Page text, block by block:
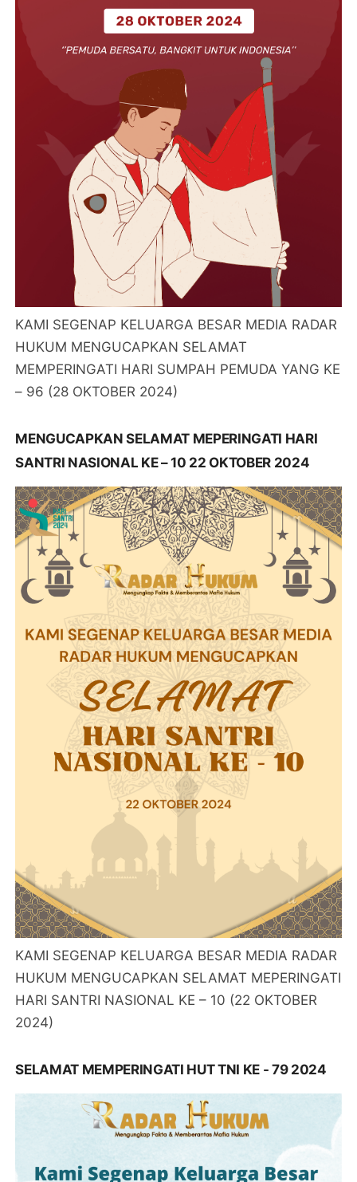
KAMI SEGENAP KELUARGA BESAR MEDIA RADAR
HUKUM MENGUCAPKAN SELAMAT
MEMPERINGATI HARI SUMPAH PEMUDA YANG KE
– 96 (28 OKTOBER 2024)
MENGUCAPKAN SELAMAT MEPERINGATI HARI
SANTRI NASIONAL KE – 10 22 OKTOBER 2024
KAMI SEGENAP KELUARGA BESAR MEDIA RADAR
HUKUM MENGUCAPKAN SELAMAT MEPERINGATI
HARI SANTRI NASIONAL KE – 10 (22 OKTOBER
2024)
SELAMAT MEMPERINGATI HUT TNI KE - 79 2024